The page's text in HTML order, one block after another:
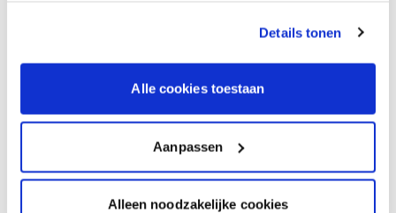
Details tonen
Alle cookies toestaan
Aanpassen
Alleen noodzakelijke cookies
Conseil couleur à domicile
Faites le tour de vos pièces avec l'expert
en couleur.
Obtenez un conseil couleur en fonction de
l'éclairage et de votre mobilier.
murs.